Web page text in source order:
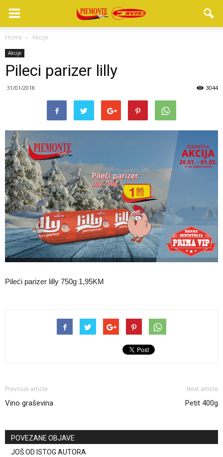
Home Akcije
Akcije
Pileci parizer lilly
31/01/2018 3044
Pileći parizer lilly 750g 1,95KM
Previous article
Vino graševina
Next article
Petit 400g
POVEZANE OBJAVE
JOŠ OD ISTOG AUTORA